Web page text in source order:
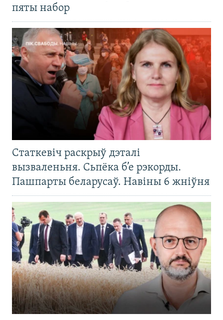
пяты набор
Статкевіч раскрыў дэталі
вызваленьня. Сьпёка б’е рэкорды.
Пашпарты беларусаў. Навіны 6 жніўня